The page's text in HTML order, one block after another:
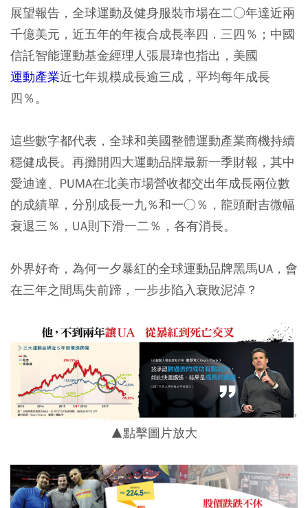
展望報告，全球運動及健身服裝市場在二○年達近兩
千億美元，近五年的年複合成長率四．三四％；中國
信託智能運動基金經理人張晨瑋也指出，美國
運動產業近七年規模成長逾三成，平均每年成長
四％。
這些數字都代表，全球和美國整體運動產業商機持續
穩健成長。再攤開四大運動品牌最新一季財報，其中
愛迪達、PUMA在北美市場營收都交出年成長兩位數
的成績單，分別成長一九％和一○％，龍頭耐吉微幅
衰退三％，UA則下滑一二％，各有消長。
外界好奇，為何一夕暴紅的全球運動品牌黑馬UA，會
在三年之間馬失前蹄，一步步陷入衰敗泥淖？
▲點擊圖片放大